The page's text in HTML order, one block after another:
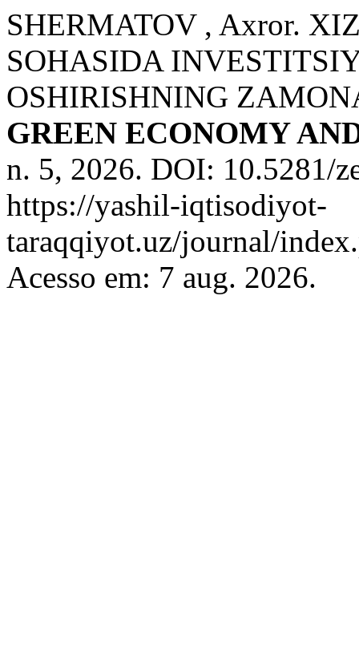
SHERMATOV , Axror.
SOHASIDA
OSHIRISHNING
GREEN ECONOMY
n. 5, 2026. DOI: 10.5281/
https://yashil-iqtisodiyot-
taraqqiyot.uz/journal/
Acesso em: 7 aug. 2026.